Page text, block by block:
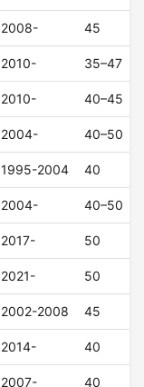
2008- 45
2010- 35–47
2010- 40–45
2004- 40–50
1995-2004 40
2004- 40–50
2017- 50
2021- 50
2002-2008 45
2014- 40
2007- 40